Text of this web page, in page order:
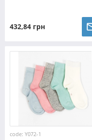
432,84 грн
code: Y072-1